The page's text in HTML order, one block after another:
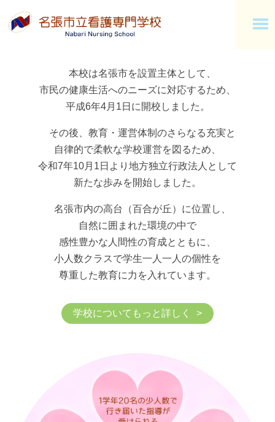
本校は名張市を設置主体として、
市民の健康生活へのニーズに対応するため、
平成6年4月1日に開校しました。
その後、教育・運営体制のさらなる充実と
自律的で柔軟な学校運営を図るため、
令和7年10月1日より地方独立行政法人として
新たな歩みを開始しました。
名張市内の高台（百合が丘）に位置し、
自然に囲まれた環境の中で
感性豊かな人間性の育成とともに、
小人数クラスで学生一人一人の個性を
尊重した教育に力を入れています。
学校についてもっと詳しく